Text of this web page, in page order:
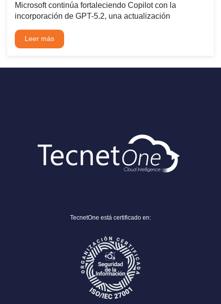
Microsoft continúa fortaleciendo Copilot con la
incorporación de GPT-5.2, una actualización
Leer más
TecnetOne está certificado en: